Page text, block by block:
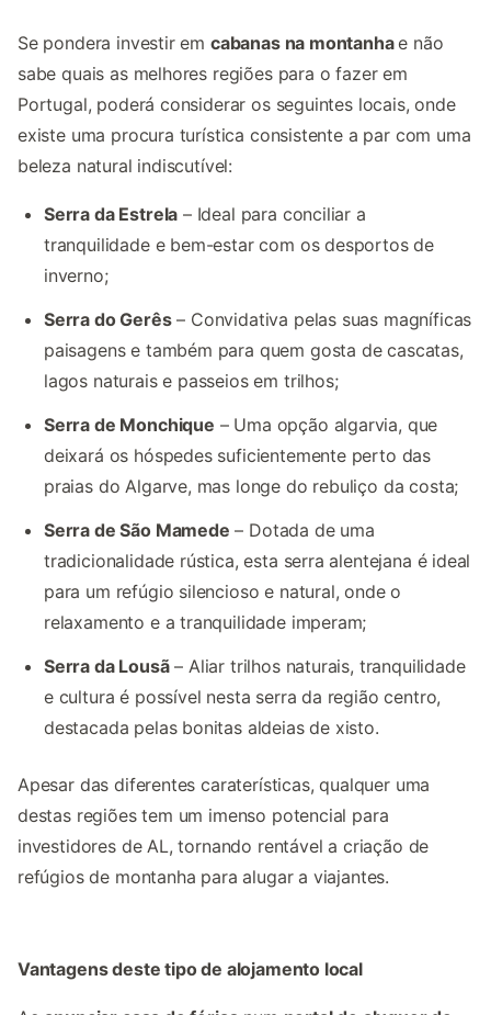
Se pondera investir em cabanas na montanhae não
sabe quais as melhores regiões para o fazer em
Portugal, poderá considerar os seguintes locais, onde
existe uma procura turística consistente a par com uma
beleza natural indiscutível:
Serra da Estrela – Ideal para conciliar a
tranquilidade e bem-estar com os desportos de
inverno;
Serra do Gerês– Convidativa pelas suas magníficas
paisagens e também para quem gosta de cascatas,
lagos naturais e passeios em trilhos;
Serra de Monchique – Uma opção algarvia, que
deixará os hóspedes suficientemente perto das
praias do Algarve, mas longe do rebuliço da costa;
Serra de São Mamede – Dotada de uma
tradicionalidade rústica, esta serra alentejana é ideal
para um refúgio silencioso e natural, onde o
relaxamento e a tranquilidade imperam;
Serra da Lousã– Aliar trilhos naturais, tranquilidade
e cultura é possível nesta serra da região centro,
destacada pelas bonitas aldeias de xisto.
Apesar das diferentes caraterísticas, qualquer uma
destas regiões tem um imenso potencial para
investidores de AL, tornando rentável a criação de
refúgios de montanha para alugar a viajantes.
Vantagens deste tipo de alojamento local